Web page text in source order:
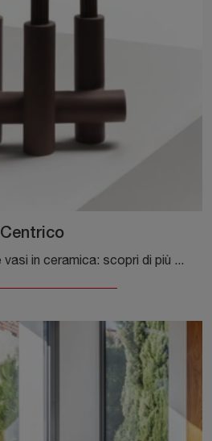
Centrico
Complementi design e vasi in ceramica: scopri di più sul modello Centrico di Minotti Italia e potrai arricchire i tuoi spazi.